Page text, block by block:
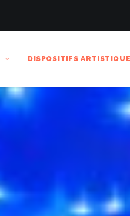
DISPOSITIFS